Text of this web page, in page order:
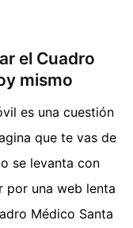
el Cuadro
mismo
es una cuestión
que te vas de
se levanta con
por una web lenta
Médico Santa